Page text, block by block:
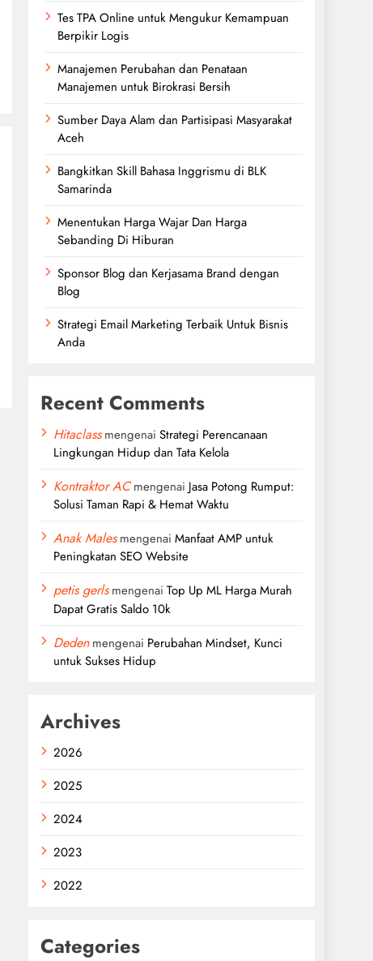
Tes TPA Online untuk Mengukur Kemampuan
Berpikir Logis
Manajemen Perubahan dan Penataan
Manajemen untuk Birokrasi Bersih
Sumber Daya Alam dan Partisipasi Masyarakat
Aceh
Bangkitkan Skill Bahasa Inggrismu di BLK
Samarinda
Menentukan Harga Wajar Dan Harga
Sebanding Di Hiburan
Sponsor Blog dan Kerjasama Brand dengan
Blog
Strategi Email Marketing Terbaik Untuk Bisnis
Anda
Recent Comments
Hitaclassmengenai Strategi Perencanaan
Lingkungan Hidup dan Tata Kelola
Kontraktor ACmengenai Jasa Potong Rumput:
Solusi Taman Rapi & Hemat Waktu
Anak Malesmengenai Manfaat AMP untuk
Peningkatan SEO Website
petis gerlsmengenai Top Up ML Harga Murah
Dapat Gratis Saldo 10k
Dedenmengenai Perubahan Mindset, Kunci
untuk Sukses Hidup
Archives
2026
2025
2024
2023
2022
Categories